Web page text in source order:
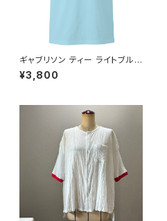
ギャブリソン ティー ライトブル
ー
¥3,800